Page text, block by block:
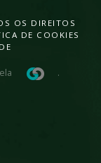
OS DIREITOS
DE COOKIES
.